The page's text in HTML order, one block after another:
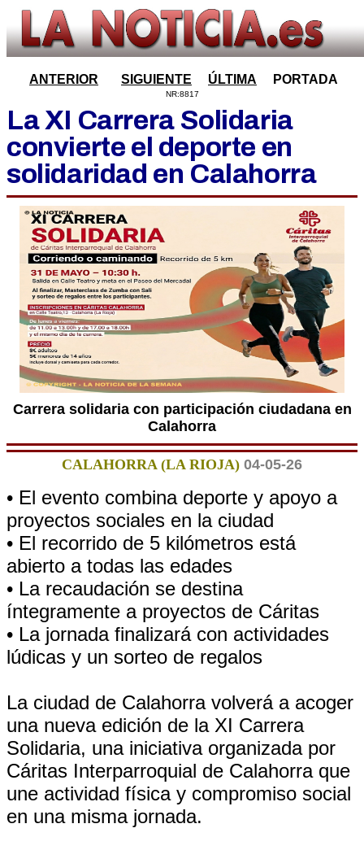
ANTERIOR SIGUIENTE ÚLTIMA PORTADA
NR:8817
La XI Carrera Solidaria
convierte el deporte en
solidaridad en Calahorra
Carrera solidaria con participación ciudadana en
Calahorra
CALAHORRA (LA RIOJA) 04-05-26
• El evento combina deporte y apoyo a
proyectos sociales en la ciudad
• El recorrido de 5 kilómetros está
abierto a todas las edades
• La recaudación se destina
íntegramente a proyectos de Cáritas
• La jornada finalizará con actividades
lúdicas y un sorteo de regalos
La ciudad de Calahorra volverá a acoger
una nueva edición de la XI Carrera
Solidaria, una iniciativa organizada por
Cáritas Interparroquial de Calahorra que
une actividad física y compromiso social
en una misma jornada.